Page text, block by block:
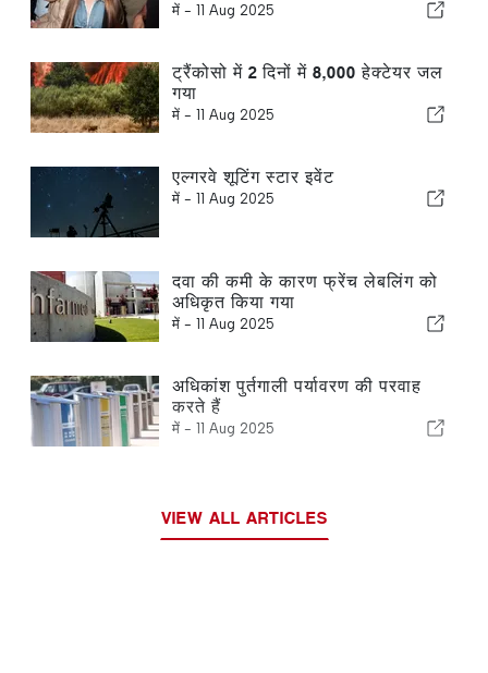
में - 11 Aug 2025
ट्रैंकोसो में 2 दिनों में 8,000 हेक्टेयर जल
गया
में - 11 Aug 2025
एल्गरवे शूटिंग स्टार इवेंट
में - 11 Aug 2025
दवा की कमी के कारण फ्रेंच लेबलिंग को
अधिकृत किया गया
में - 11 Aug 2025
अधिकांश पुर्तगाली पर्यावरण की परवाह
करते हैं
में - 11 Aug 2025
VIEW ALL ARTICLES